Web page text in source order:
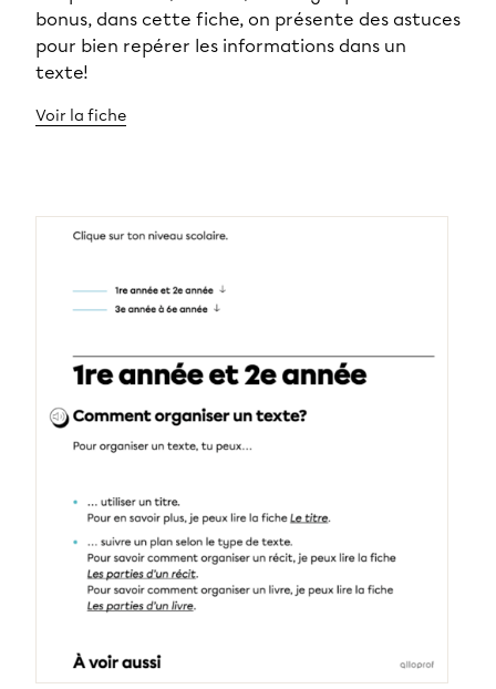
bonus, dans cette fiche, on présente des astuces
pour bien repérer les informations dans un
texte!
Voir la fiche